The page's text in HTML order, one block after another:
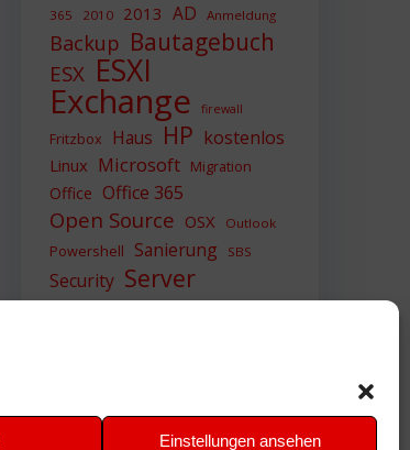
Einstellungen ansehen
365 2010 2013 AD Anmeldung
Backup Bautagebuch
ESX ESXI
Exchange firewall
Fritzbox Haus HP kostenlos
Linux Microsoft Migration
Office Office 365
Open Source OSX Outlook
Powershell Sanierung SBS
Security Server
Sicherheit SIEM
VMWare VPN WAZUH